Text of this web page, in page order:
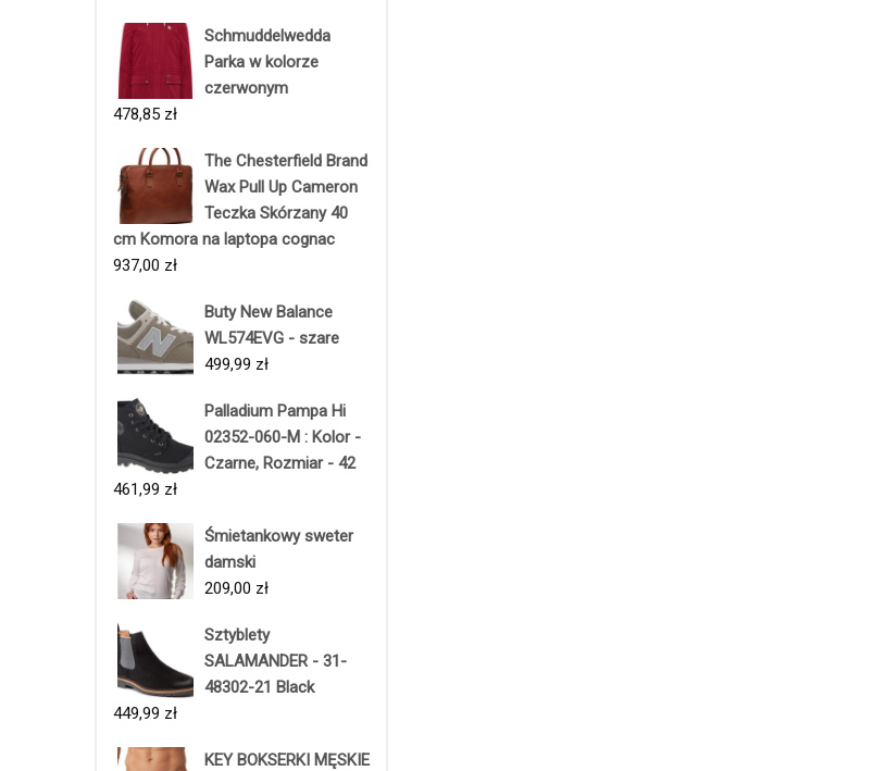
Schmuddelwedda
Parka w kolorze
czerwonym
478,85 zł
The Chesterfield Brand
Wax Pull Up Cameron
Teczka Skórzany 40
cm Komora na laptopa cognac
937,00 zł
Buty New Balance
WL574EVG - szare
499,99 zł
Palladium Pampa Hi
02352-060-M : Kolor -
Czarne, Rozmiar - 42
461,99 zł
Śmietankowy sweter
damski
209,00 zł
Sztyblety
SALAMANDER - 31-
48302-21 Black
449,99 zł
KEY BOKSERKI MĘSKIE